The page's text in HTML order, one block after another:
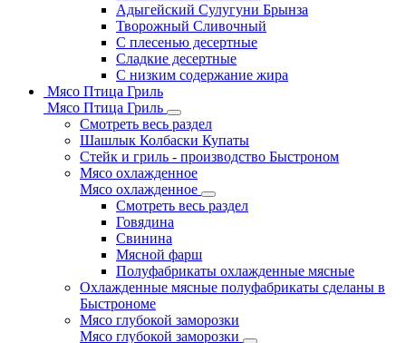
Адыгейский Сулугуни Брынза
Творожный Сливочный
С плесенью десертные
Сладкие десертные
С низким содержание жира
Мясо Птица Гриль
Мясо Птица Гриль
Смотреть весь раздел
Шашлык Колбаски Купаты
Стейк и гриль - производство Быстроном
Мясо охлажденное
Мясо охлажденное
Смотреть весь раздел
Говядина
Свинина
Мясной фарш
Полуфабрикаты охлажденные мясные
Охлажденные мясные полуфабрикаты сделаны в
Быстрономе
Мясо глубокой заморозки
Мясо глубокой заморозки